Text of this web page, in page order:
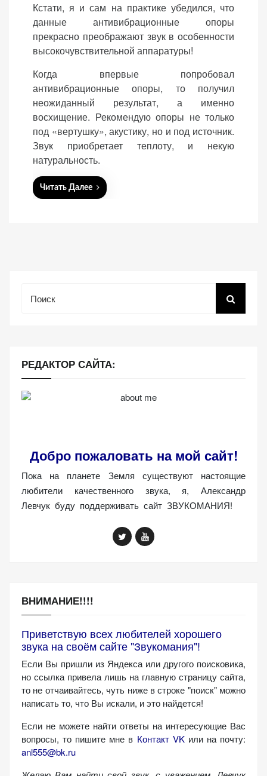
Кстати, я и сам на практике убедился, что
данные антивибрационные опоры
прекрасно преображают звук в особенности
высокочувствительной аппаратуры!
Когда впервые попробовал
антивибрационные опоры, то получил
неожиданный результат, а именно
восхищение. Рекомендую опоры не только
под «вертушку», акустику, но и под источник.
Звук приобретает теплоту, и некую
натуральность.
Читать Далее
РЕДАКТОР САЙТА:
Добро пожаловать на мой сайт!
Пока на планете Земля существуют настоящие
любители качественного звука, я, Александр
Левчук буду поддерживать сайт ЗВУКОМАНИЯ!
ВНИМАНИЕ!!!!
Приветствую всех любителей хорошего
звука на своём сайте "Звукомания"!
Если Вы пришли из Яндекса или другого поисковика,
но ссылка привела лишь на главную страницу сайта,
то не отчаивайтесь, чуть ниже в строке "поиск" можно
написать то, что Вы искали, и это найдется!
Если не можете найти ответы на интересующие Вас
вопросы, то пишите мне в Контакт VKили на почту:
anl555@bk.ru